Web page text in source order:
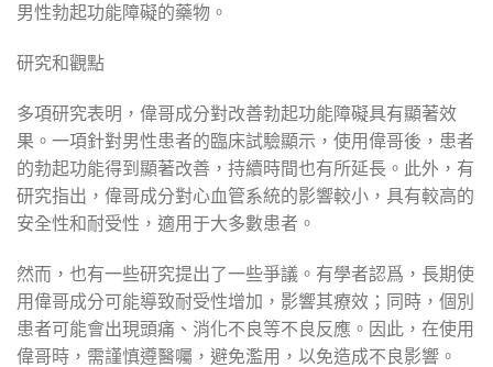
男性勃起功能障礙的藥物。
研究和觀點
多項研究表明，偉哥成分對改善勃起功能障礙具有顯著效
果。一項針對男性患者的臨床試驗顯示，使用偉哥後，患者
的勃起功能得到顯著改善，持續時間也有所延長。此外，有
研究指出，偉哥成分對心血管系統的影響較小，具有較高的
安全性和耐受性，適用于大多數患者。
然而，也有一些研究提出了一些爭議。有學者認爲，長期使
用偉哥成分可能導致耐受性增加，影響其療效；同時，個別
患者可能會出現頭痛、消化不良等不良反應。因此，在使用
偉哥時，需謹慎遵醫囑，避免濫用，以免造成不良影響。